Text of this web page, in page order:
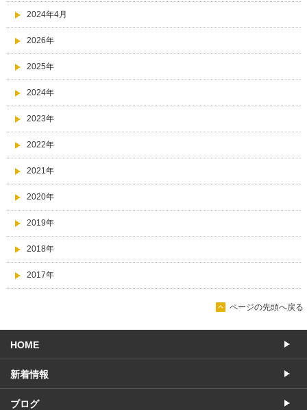
2024年4月
2026年
2025年
2024年
2023年
2022年
2021年
2020年
2019年
2018年
2017年
ページの先頭へ戻る
HOME
新着情報
ブログ